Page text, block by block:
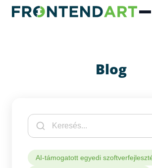
Blog
AI-támogatott egyedi